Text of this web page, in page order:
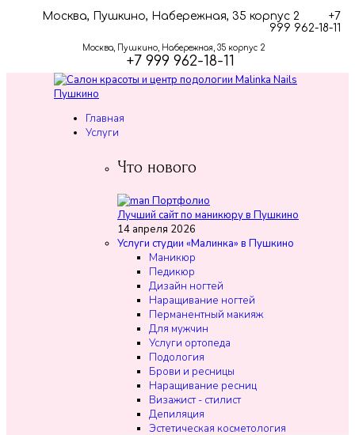
Москва, Пушкино, Набережная, 35 корпус 2
+7
999 962-18-11
Москва, Пушкино, Набережная, 35 корпус 2
+7 999 962-18-11
Главная
Услуги
Что нового
Лучший сайт по маникюру в Пушкино
14 апреля 2026
Услуги студии «Малинка» в Пушкино
Маникюр
Педикюр
Дизайн ногтей
Наращивание ногтей
Перманентный макияж
Для мужчин
Услуги ортопеда
Подология
Брови и ресницы
Наращивание ресниц
Визажист - стилист
Депиляция
Эстетическая косметология